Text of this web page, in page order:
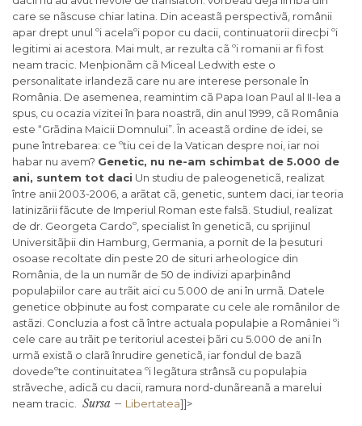
care se nãscuse chiar latina. Din aceastã perspectivã, românii
apar drept unul ºi acelaºi popor cu dacii, continuatorii direcþi ºi
legitimi ai acestora. Mai mult, ar rezulta cã ºi romanii ar fi fost
neam tracic. Menþionãm cã Miceal Ledwith este o
personalitate irlandezã care nu are interese personale în
România. De asemenea, reamintim cã Papa Ioan Paul al II-lea a
spus, cu ocazia vizitei în þara noastrã, din anul 1999, cã România
este “Grãdina Maicii Domnului”. În aceastã ordine de idei, se
pune întrebarea: ce ºtiu cei de la Vatican despre noi, iar noi
habar nu avem? Genetic, nu ne-am schimbat de 5.000 de
ani, suntem tot daci Un studiu de paleogeneticã, realizat
între anii 2003-2006, a arãtat cã, genetic, suntem daci, iar teoria
latinizãrii fãcute de Imperiul Roman este falsã. Studiul, realizat
de dr. Georgeta Cardoº, specialist în geneticã, cu sprijinul
Universitãþii din Hamburg, Germania, a pornit de la þesuturi
osoase recoltate din peste 20 de situri arheologice din
România, de la un numãr de 50 de indivizi aparþinând
populaþiilor care au trãit aici cu 5.000 de ani în urmã. Datele
genetice obþinute au fost comparate cu cele ale românilor de
astãzi. Concluzia a fost cã între actuala populaþie a României ºi
cele care au trãit pe teritoriul acestei þãri cu 5.000 de ani în
urmã existã o clarã înrudire geneticã, iar fondul de bazã
dovedeºte continuitatea ºi legãtura strânsã cu populaþia
strãveche, adicã cu dacii, ramura nord-dunãreanã a marelui
neam tracic.
Sursa – Libertatea]]>